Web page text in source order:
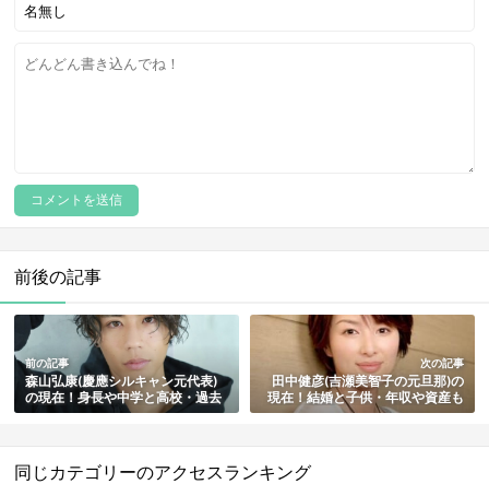
前後の記事
前の記事
森山弘康(慶應シルキャン元代表)
の現在！身長や中学と高校・過去
に勤めていた会社も総まとめ
次の記事
田中健彦(吉瀬美智子の元旦那)の
現在！結婚と子供・年収や資産も
まとめ【ラーメン店「光麺」の創
同じカテゴリーのアクセスランキング